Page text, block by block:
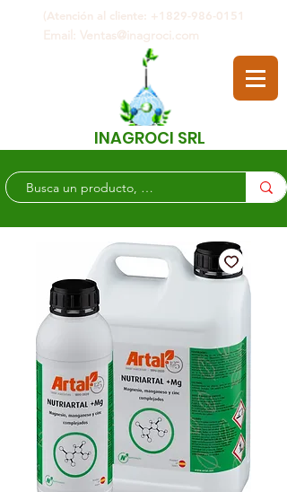
INAGROCI SRL
(Atención al cliente: +1829-986-0151
Email: Ventas@inagroci.com